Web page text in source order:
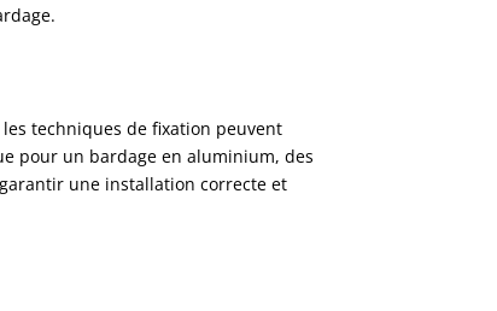
techniques de fixation peuvent
pour un bardage en aluminium, des
une installation correcte et